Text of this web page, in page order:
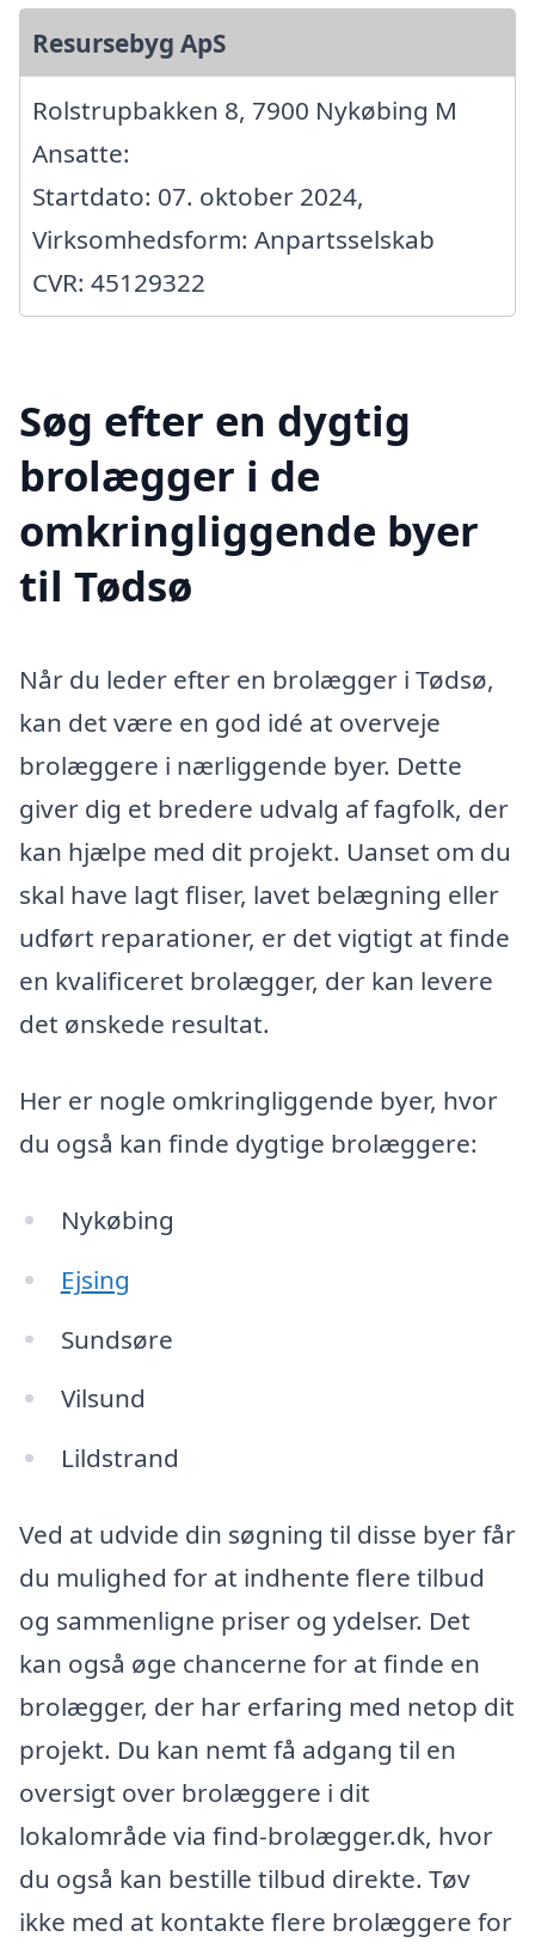
Resursebyg ApS
Rolstrupbakken 8, 7900 Nykøbing M
Ansatte:
Startdato: 07. oktober 2024,
Virksomhedsform: Anpartsselskab
CVR: 45129322
Søg efter en dygtig
brolægger i de
omkringliggende byer
til Tødsø
Når du leder efter en brolægger i Tødsø,
kan det være en god idé at overveje
brolæggere i nærliggende byer. Dette
giver dig et bredere udvalg af fagfolk, der
kan hjælpe med dit projekt. Uanset om du
skal have lagt fliser, lavet belægning eller
udført reparationer, er det vigtigt at finde
en kvalificeret brolægger, der kan levere
det ønskede resultat.
Her er nogle omkringliggende byer, hvor
du også kan finde dygtige brolæggere:
Nykøbing
Ejsing
Sundsøre
Vilsund
Lildstrand
Ved at udvide din søgning til disse byer får
du mulighed for at indhente flere tilbud
og sammenligne priser og ydelser. Det
kan også øge chancerne for at finde en
brolægger, der har erfaring med netop dit
projekt. Du kan nemt få adgang til en
oversigt over brolæggere i dit
lokalområde via find-brolægger.dk, hvor
du også kan bestille tilbud direkte. Tøv
ikke med at kontakte flere brolæggere for